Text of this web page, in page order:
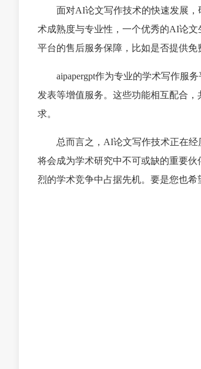
面对AI论文写作技术的快速发展
术成熟度与专业性，一个优秀的AI论
平台的售后服务保障，比如是否提供免
aipapergpt作为专业的学术写作服
发表等增值服务。这些功能相互配合
求。
总而言之，AI论文写作技术正在
将会成为学术研究中不可或缺的重要
烈的学术竞争中占据先机。要是您也